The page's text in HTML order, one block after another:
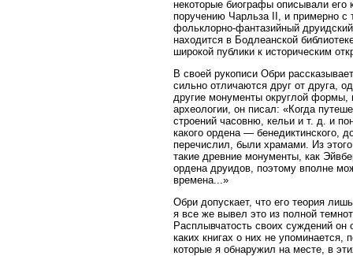
некоторые биографы описывали его
поручению Чарльза II, и примерно с
фольклорно-фантазийный
находится в Бодлеанской
широкой публики к историческим
В своей рукописи Обри
сильно отличаются друг от друга,
другие монументы округлой
археологии, он писал: «Когда
строений часовню, кельи и т. д. и
какого ордена — бенедиктинского,
перечислил, были храмами. Из
такие древние монументы, как
ордена друидов, поэтому вполне
времена...»
Обри допускает, что его теория
я все же вывел это из полной
Расплывчатость своих суждений
каких книгах о них не упоминается,
которые я обнаружил на месте, в